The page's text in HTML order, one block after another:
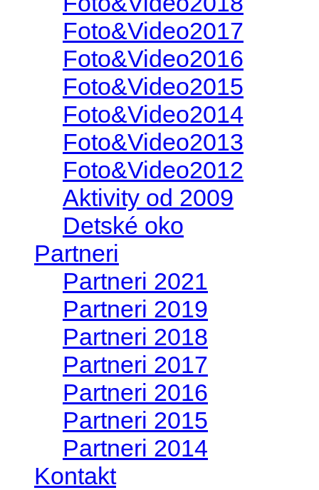
Foto&Video2017
Foto&Video2016
Foto&Video2015
Foto&Video2014
Foto&Video2013
Foto&Video2012
Aktivity od 2009
Detské oko
Partneri
Partneri 2021
Partneri 2019
Partneri 2018
Partneri 2017
Partneri 2016
Partneri 2015
Partneri 2014
Kontakt